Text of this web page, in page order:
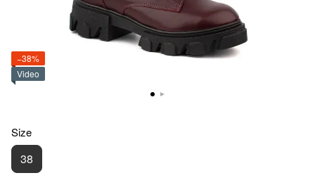
−38%
Video
Size
38